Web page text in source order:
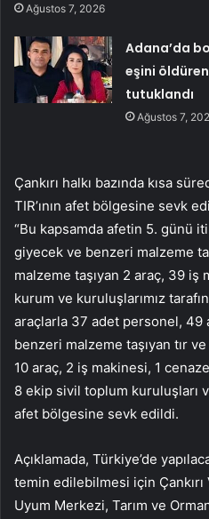
Ağustos 7, 2026
Adana’da
eşini
tutuklandı
Ağustos 7,
Çankırı halkı bazında kısa
TIR’ının afet bölgesine sevk
“Bu kapsamda afetin 5. günü
giyecek ve benzeri malzeme
malzeme taşıyan 2 araç, 39 iş
kurum ve kuruluşlarımız
araçlarla 37 adet personel, 49
benzeri malzeme taşıyan tır
10 araç, 2 iş makinesi, 1
8 ekip sivil toplum kuruluşları
afet bölgesine sevk edildi.
Açıklamada, Türkiye’de
temin edilebilmesi için
Uyum Merkezi, Tarım ve